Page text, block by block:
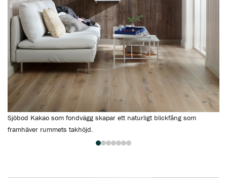
Sjöbod Kakao som fondvägg skapar ett naturligt blickfång som
framhäver rummets takhöjd.